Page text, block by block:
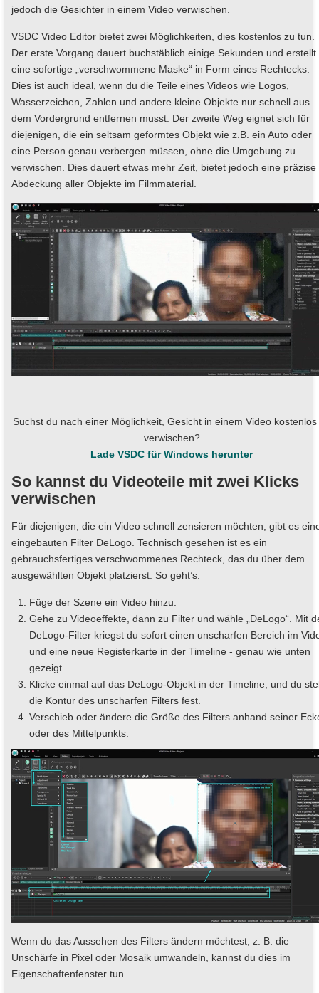
jedoch die Gesichter in einem Video verwischen.
VSDC Video Editor bietet zwei Möglichkeiten, dies kostenlos zu tun.
Der erste Vorgang dauert buchstäblich einige Sekunden und erstellt
eine sofortige „verschwommene Maske“ in Form eines Rechtecks.
Dies ist auch ideal, wenn du die Teile eines Videos wie Logos,
Wasserzeichen, Zahlen und andere kleine Objekte nur schnell aus
dem Vordergrund entfernen musst. Der zweite Weg eignet sich für
diejenigen, die ein seltsam geformtes Objekt wie z.B. ein Auto oder
eine Person genau verbergen müssen, ohne die Umgebung zu
verwischen. Dies dauert etwas mehr Zeit, bietet jedoch eine präzise
Abdeckung aller Objekte im Filmmaterial.
Suchst du nach einer Möglichkeit, Gesicht in einem Video kostenlos
verwischen?
Lade VSDC für Windows herunter
So kannst du Videoteile mit zwei Klicks
verwischen
Für diejenigen, die ein Video schnell zensieren möchten, gibt es
eingebauten Filter DeLogo. Technisch gesehen ist es ein
gebrauchsfertiges verschwommenes Rechteck, das du über dem
ausgewählten Objekt platzierst. So geht’s:
Füge der Szene ein Video hinzu.
Gehe zu Videoeffekte, dann zu Filter und wähle „DeLogo“. Mit
DeLogo-Filter kriegst du sofort einen unscharfen Bereich im
und eine neue Registerkarte in der Timeline - genau wie unten
gezeigt.
Klicke einmal auf das DeLogo-Objekt in der Timeline, und du
die Kontur des unscharfen Filters fest.
Verschieb oder ändere die Größe des Filters anhand seiner
oder des Mittelpunkts.
Wenn du das Aussehen des Filters ändern möchtest, z. B. die
Unschärfe in Pixel oder Mosaik umwandeln, kannst du dies im
Eigenschaftenfenster tun.